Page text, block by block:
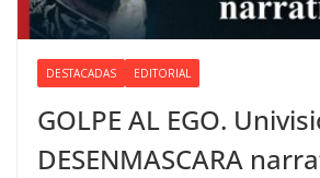
DESTACADAS EDITORIAL
GOLPE AL EGO.
DESENMASCARA